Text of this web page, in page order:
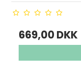
669,00 DKK